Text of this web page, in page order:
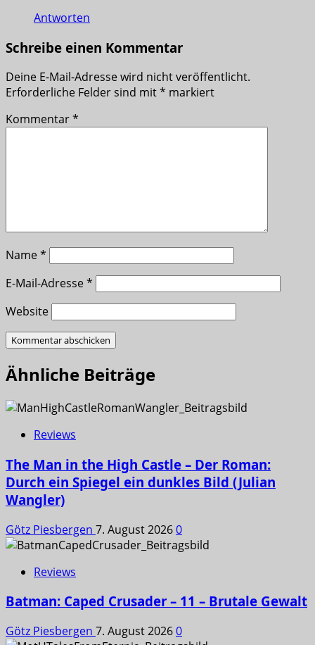
Antworten
Schreibe einen Kommentar
Deine E-Mail-Adresse wird nicht veröffentlicht.
Erforderliche Felder sind mit* markiert
Kommentar*
Name*
E-Mail-Adresse*
Website
Ähnliche Beiträge
Reviews
The Man in the High Castle – Der Roman:
Durch ein Spiegel ein dunkles Bild (Julian
Wangler)
Götz Piesbergen 7. August 20260
Reviews
Batman: Caped Crusader – 11 – Brutale Gewalt
Götz Piesbergen 7. August 20260